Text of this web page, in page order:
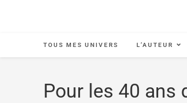
TOUS MES UNIVERS L’AUTEUR
Pour les 40 ans